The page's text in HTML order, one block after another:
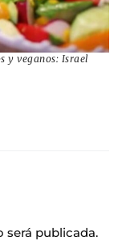
y veganos: Israel
será publicada.